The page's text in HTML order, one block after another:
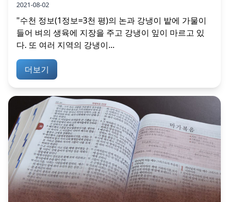
2021-08-02
"수천 정보(1정보=3천 평)의 논과 강냉이 밭에 가물이
들어 벼의 생육에 지장을 주고 강냉이 잎이 마르고 있
다. 또 여러 지역의 강냉이...
더보기